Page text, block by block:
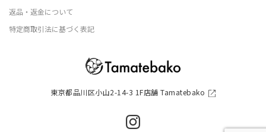
東京都品川区小山2-14-3 1F店舗 Tamatebako
返品・返金について
特定商取引法に基づく表記